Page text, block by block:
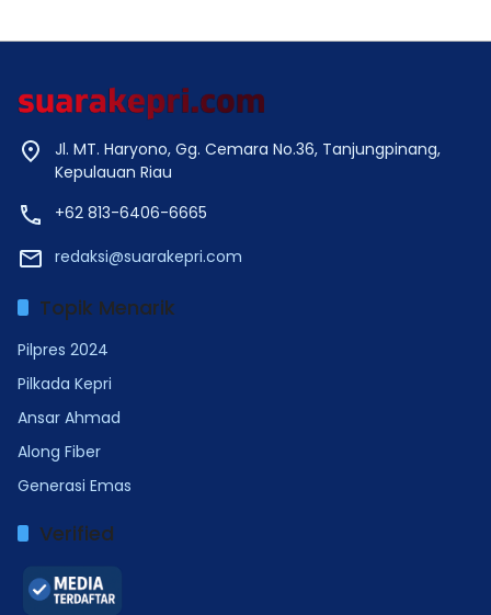
Jl. MT. Haryono, Gg. Cemara No.36, Tanjungpinang,
Kepulauan Riau
+62 813-6406-6665
redaksi@suarakepri.com
Topik Menarik
Pilpres 2024
Pilkada Kepri
Ansar Ahmad
Along Fiber
Generasi Emas
Verified